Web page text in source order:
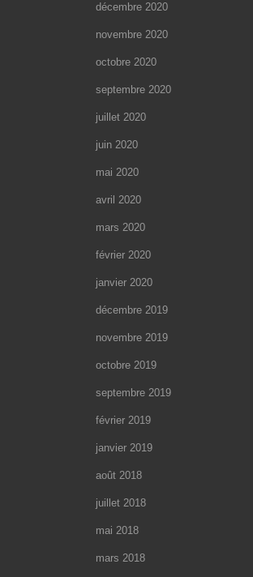
décembre 2020
novembre 2020
octobre 2020
septembre 2020
juillet 2020
juin 2020
mai 2020
avril 2020
mars 2020
février 2020
janvier 2020
décembre 2019
novembre 2019
octobre 2019
septembre 2019
février 2019
janvier 2019
août 2018
juillet 2018
mai 2018
mars 2018